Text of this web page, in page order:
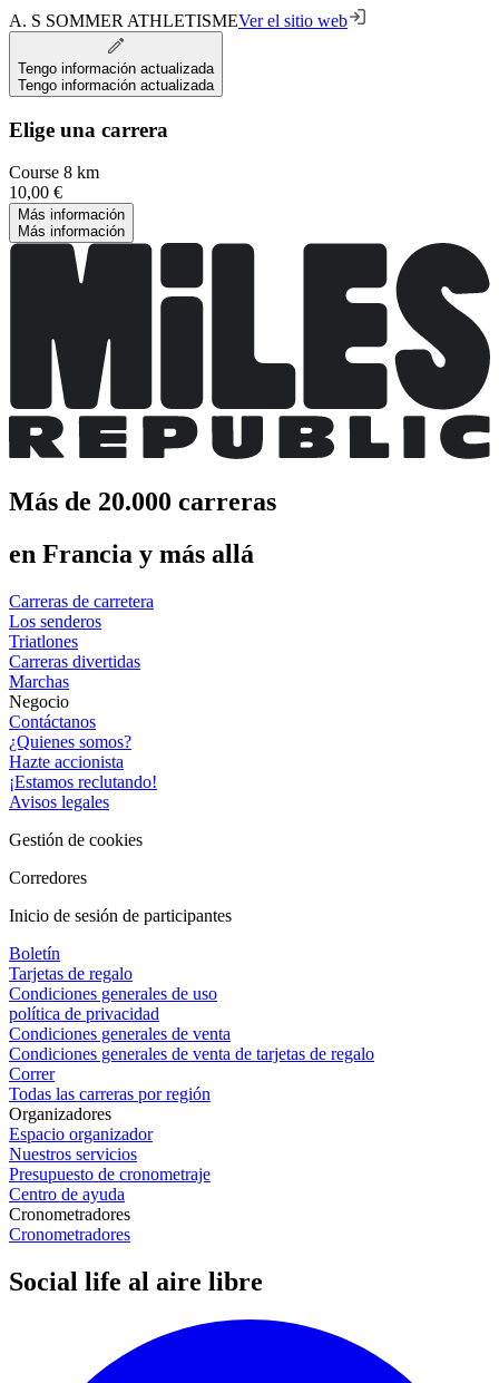
A. S SOMMER ATHLETISMEVer el sitio web
Tengo información actualizada
Tengo información actualizada
Elige una carrera
Course 8 km
10,00 €
Más información
Más información
Más de 20.000 carreras
en Francia y más allá
Carreras de carretera
Los senderos
Triatlones
Carreras divertidas
Marchas
Negocio
Contáctanos
¿Quienes somos?
Hazte accionista
¡Estamos reclutando!
Avisos legales
Gestión de cookies
Corredores
Inicio de sesión de participantes
Boletín
Tarjetas de regalo
Condiciones generales de uso
política de privacidad
Condiciones generales de venta
Condiciones generales de venta de tarjetas de regalo
Correr
Todas las carreras por región
Organizadores
Espacio organizador
Nuestros servicios
Presupuesto de cronometraje
Centro de ayuda
Cronometradores
Cronometradores
Social life al aire libre